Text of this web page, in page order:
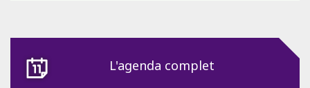
L'agenda complet